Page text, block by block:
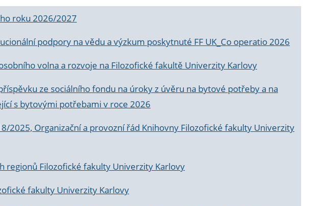
roku 2026/2027
podpory na vědu a výzkum poskytnuté FF UK_Co operatio 2026
volna a rozvoje na Filozofické fakultě Univerzity Karlovy
ze sociálního fondu na úroky z úvěru na bytové potřeby a na
s bytovými potřebami v roce 2026
2025, Organizační a provozní řád Knihovny Filozofické fakulty Univerzity
regionů Filozofické fakulty Univerzity Karlovy
fakulty Univerzity Karlovy